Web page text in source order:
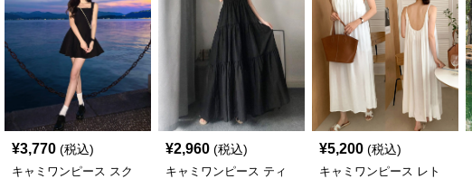
¥3,770 (税込)
キャミワンピース スク
¥2,960 (税込)
キャミワンピース ティ
¥5,200 (税込)
キャミワンピース レト